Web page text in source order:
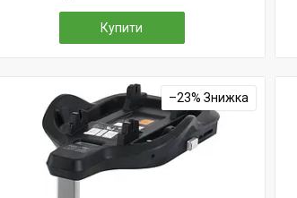
Купити
–23%